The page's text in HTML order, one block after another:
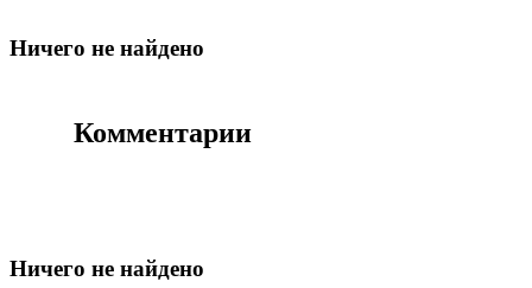
Hичего не найдено
Комментарии
Hичего не найдено